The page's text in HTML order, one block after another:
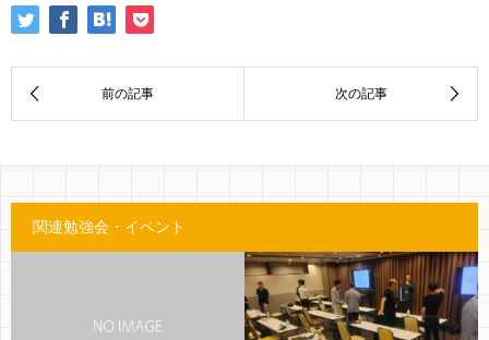
関連勉強会・イベント